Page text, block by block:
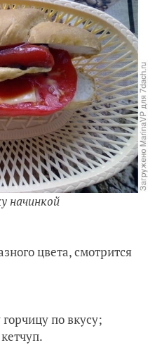
начинкой
цвета, смотрится
по вкусу;